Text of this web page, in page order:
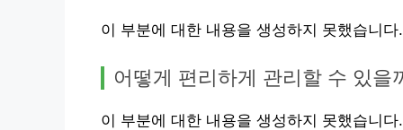
이 부분에 대한 내용을 생성하지 못했습니다.
어떻게 편리하게 관리할 수 있을
이 부분에 대한 내용을 생성하지 못했습니다.